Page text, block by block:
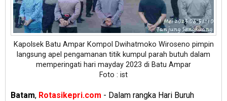
Kapolsek Batu Ampar Kompol Dwihatmoko Wiroseno pimpin
langsung apel pengamanan titik kumpul parah butuh dalam
memperingati hari mayday 2023 di Batu Ampar
Foto : ist
Batam, Rotasikepri.com - Dalam rangka Hari Buruh